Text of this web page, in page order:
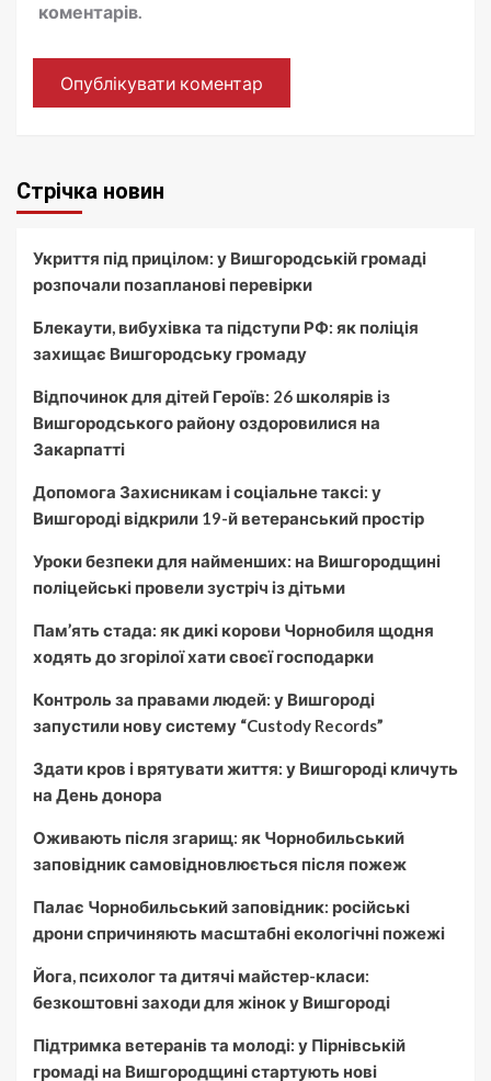
коментарів.
Стрічка новин
Укриття під прицілом: у Вишгородській громаді
розпочали позапланові перевірки
Блекаути, вибухівка та підступи РФ: як поліція
захищає Вишгородську громаду
Відпочинок для дітей Героїв: 26 школярів із
Вишгородського району оздоровилися на
Закарпатті
Допомога Захисникам і соціальне таксі: у
Вишгороді відкрили 19-й ветеранський простір
Уроки безпеки для найменших: на Вишгородщині
поліцейські провели зустріч із дітьми
Пам’ять стада: як дикі корови Чорнобиля щодня
ходять до згорілої хати своєї господарки
Контроль за правами людей: у Вишгороді
запустили нову систему “Custody Records”
Здати кров і врятувати життя: у Вишгороді кличуть
на День донора
Оживають після згарищ: як Чорнобильський
заповідник самовідновлюється після пожеж
Палає Чорнобильський заповідник: російські
дрони спричиняють масштабні екологічні пожежі
Йога, психолог та дитячі майстер-класи:
безкоштовні заходи для жінок у Вишгороді
Підтримка ветеранів та молоді: у Пірнівській
громаді на Вишгородщині стартують нові